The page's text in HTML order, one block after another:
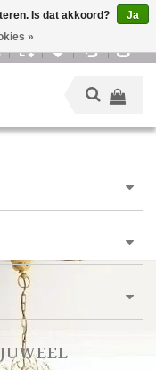
Is dat akkoord?
Ja
»